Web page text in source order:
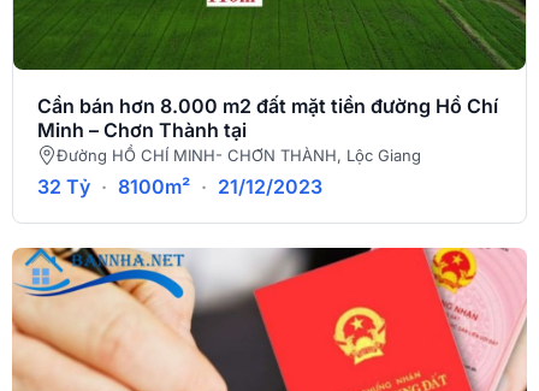
Cần bán hơn 8.000 m2 đất mặt tiền đường Hồ Chí
Minh – Chơn Thành tại
Đường HỒ CHÍ MINH- CHƠN THÀNH, Lộc Giang
32 Tỷ · 8100m² · 21/12/2023